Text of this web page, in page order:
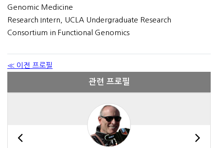
Genomic Medicine
Research Intern, UCLA Undergraduate Research
Consortium in Functional Genomics
≪ 이전 프로필
관련 프로필